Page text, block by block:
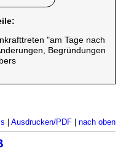
"am Tage nach
Begründungen
Ausdrucken/PDF| nach oben